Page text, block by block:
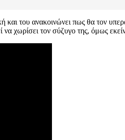
του ανακοινώνει πως θα τον
χωρίσει τον σύζυγο της, όμως